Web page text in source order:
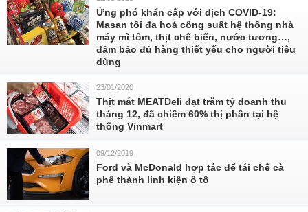
Ứng phó khẩn cấp với dịch COVID-19:
Masan tối đa hoá công suất hệ thống nhà
máy mì tôm, thịt chế biến, nước tương…,
đảm bảo đủ hàng thiết yếu cho người tiêu
dùng
23/01/2020
Thịt mát MEATDeli đạt trăm tỷ doanh thu
tháng 12, đã chiếm 60% thị phần tại hệ
thống Vinmart
09/12/2019
Ford và McDonald hợp tác để tái chế cà
phê thành linh kiện ô tô